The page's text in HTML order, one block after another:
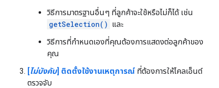
วิธีการมาตรฐานอื่นๆ ที่ลูกค้าจะใช้หรือไม่ก็ได้ เช่น
getSelection() และ
วิธีการที่กำหนดเองที่คุณต้องการแสดงต่อลูกค้าของ
คุณ
[ไม่บังคับ] ติดตั้งใช้งานเหตุการณ์ ที่ต้องการให้ไคลเอ็นต์
ตรวจจับ